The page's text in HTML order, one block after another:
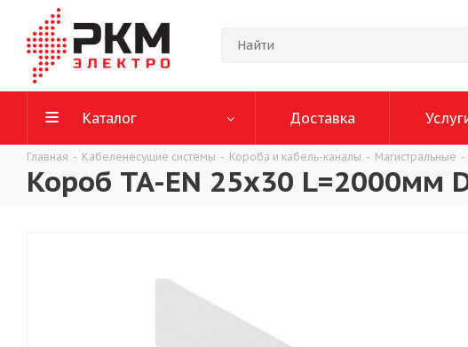
Каталог Доставка
Главная - Кабеленесущие системы - Короба и кабель-каналы - Магистральные -
Короб TA-EN 25x30 L=2000мм